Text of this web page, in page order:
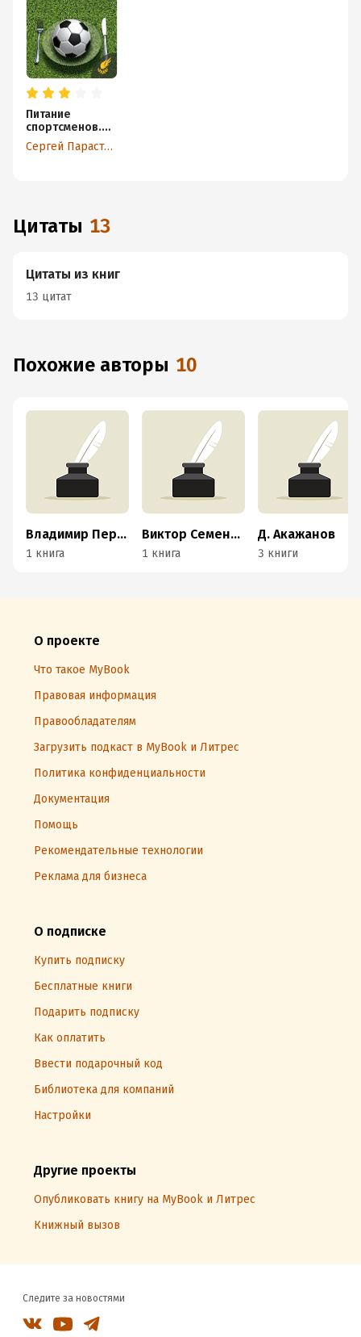
Питание
спортсменов.
Рекомендации
для
Сергей Парастаев
Цитаты 13
Цитаты из книг
13 цитат
Похожие авторы 10
Владимир Перепекин
1 книга
Виктор Семенов
1 книга
Д. Акажанов
3 книги
О проекте
Что такое MyBook
Правовая информация
Правообладателям
Загрузить подкаст в MyBook и Литрес
Политика конфиденциальности
Документация
Помощь
Рекомендательные технологии
Реклама для бизнеса
О подписке
Купить подписку
Бесплатные книги
Подарить подписку
Как оплатить
Ввести подарочный код
Библиотека для компаний
Настройки
Другие проекты
Опубликовать книгу на MyBook и Литрес
Книжный вызов
Следите за новостями